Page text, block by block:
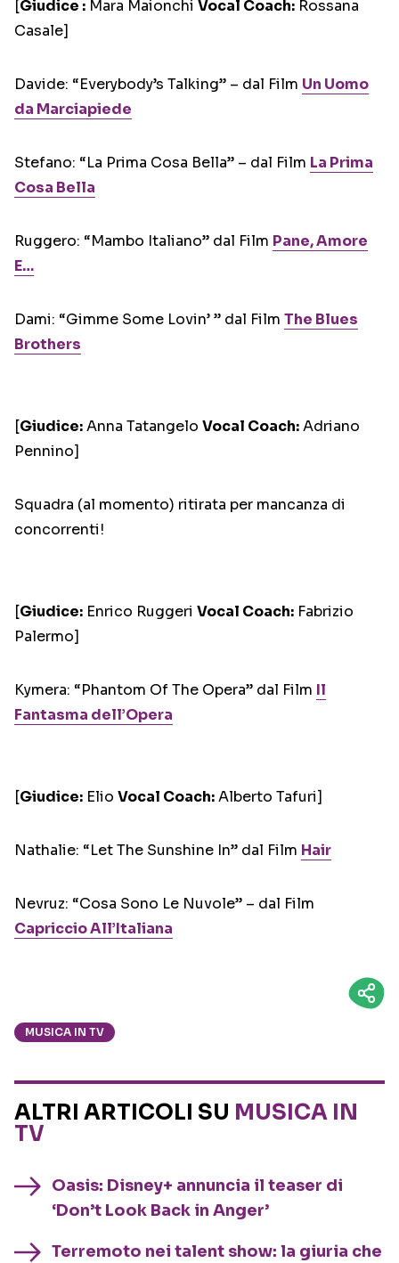
[Giudice : Mara Maionchi Vocal Coach: Rossana
Casale]
Davide: “Everybody’s Talking” – dal Film Un Uomo
da Marciapiede
Stefano: “La Prima Cosa Bella” – dal Film La Prima
Cosa Bella
Ruggero: “Mambo Italiano” dal Film Pane, Amore
E…
Dami: “Gimme Some Lovin’ ” dal Film The Blues
Brothers
[Giudice:Anna Tatangelo Vocal Coach:Adriano
Pennino]
Squadra (al momento) ritirata per mancanza di
concorrenti!
[Giudice: Enrico Ruggeri Vocal Coach: Fabrizio
Palermo]
Kymera: “Phantom Of The Opera” dal Film Il
Fantasma dell’Opera
[Giudice: Elio Vocal Coach:Alberto Tafuri]
Nathalie: “Let The Sunshine In” dal Film Hair
Nevruz: “Cosa Sono Le Nuvole” – dal Film
Capriccio All’Italiana
MUSICA IN TV
ALTRI ARTICOLI SU MUSICA IN
TV
Oasis: Disney+ annuncia il teaser di
‘Don’t Look Back in Anger’
Terremoto nei talent show: la giuria che